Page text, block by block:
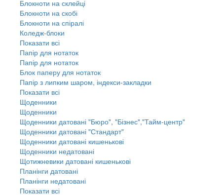
Блокноти на склейці
Блокноти на скобі
Блокноти на спіралі
Коледж-блоки
Показати всі
Папір для нотаток
Папір для нотаток
Блок паперу для нотаток
Папір з липким шаром, індекси-закладки
Показати всі
Щоденники
Щоденники
Щоденники датовані "Бюро", "Бізнес","Тайм-центр"
Щоденники датовані "Стандарт"
Щоденники датовані кишенькові
Щоденники недатовані
Щотижневики датовані кишенькові
Планінги датовані
Планінги недатовані
Показати всі